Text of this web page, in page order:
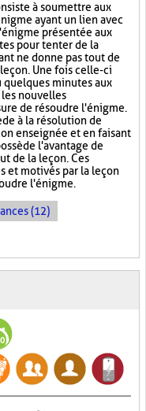
à soumettre aux
ayant un lien avec
présentée aux
pour tenter de la
ne donne pas tout de
Une fois celle-ci
quelques minutes aux
les nouvelles
de résoudre l'énigme.
à la résolution de
enseignée et en faisant
l'avantage de
de la leçon. Ces
et motivés par la leçon
l'énigme.
(12)